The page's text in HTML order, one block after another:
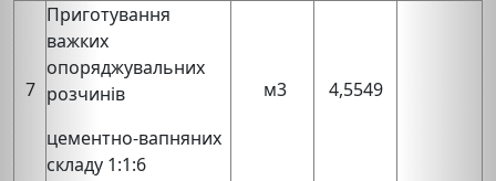
7
Приготування
важких
опоряджувальних
розчинів
цементно-вапняних
складу 1:1:6
м3 4,5549